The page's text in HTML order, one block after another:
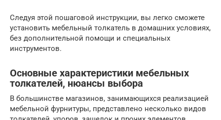
Следуя этой пошаговой инструкции, вы легко сможете
установить мебельный толкатель в домашних условиях,
без дополнительной помощи и специальных
инструментов.
Основные характеристики мебельных
толкателей, нюансы выбора
В большинстве магазинов, занимающихся реализацией
мебельной фурнитуры, представлено несколько видов